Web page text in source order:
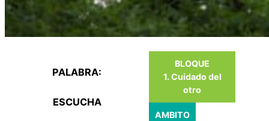
PALABRA:
ESCUCHA
BLOQUE
1. Cuidado del
otro
AMBITO